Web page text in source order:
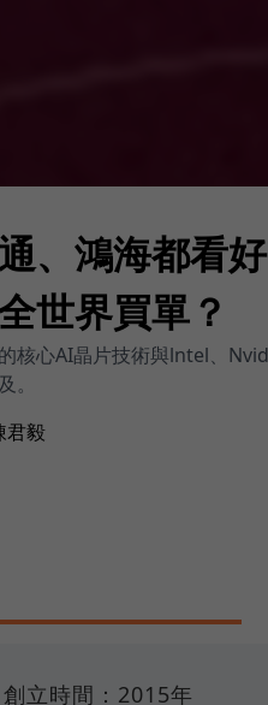
、鴻海都看
世界買單？
核心AI晶片技術與lntel、
。
君毅
立時間：2015年